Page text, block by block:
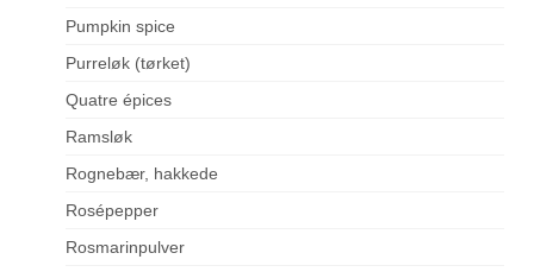
Pumpkin spice
Purreløk (tørket)
Quatre épices
Ramsløk
Rognebær, hakkede
Rosépepper
Rosmarinpulver